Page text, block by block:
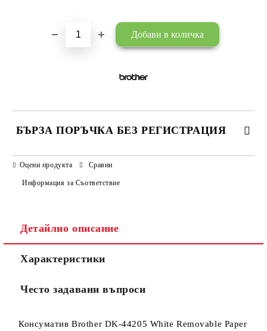
БЪРЗА ПОРЪЧКА БЕЗ РЕГИСТРАЦИЯ
САМО ПОПЪЛНЕТЕ 3 ПОЛЕТА
Оцени продукта Сравни
Информация за Съответствие
Детайлно описание
Характеристики
Често задавани въпроси
Консуматив Brother DK-44205 White Removable Paper